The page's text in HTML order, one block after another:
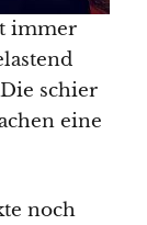
immer
schier
eine
noch